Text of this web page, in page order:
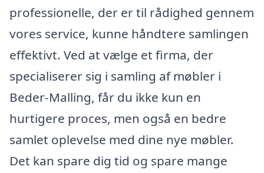
professionelle, der er til rådighed gennem
vores service, kunne håndtere samlingen
effektivt. Ved at vælge et firma, der
specialiserer sig i samling af møbler i
Beder-Malling, får du ikke kun en
hurtigere proces, men også en bedre
samlet oplevelse med dine nye møbler.
Det kan spare dig tid og spare mange